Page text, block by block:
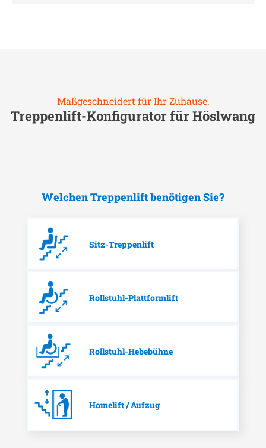
Maßgeschneidert für Ihr Zuhause.
Treppenlift-Konfigurator fürHöslwang
Welchen Treppenlift benötigen Sie?
Sitz-Treppenlift
Rollstuhl-Plattformlift
Rollstuhl-Hebebühne
Homelift / Aufzug